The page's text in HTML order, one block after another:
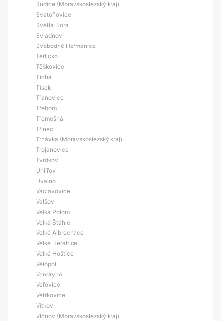
Sudice (Moravskoslezský kraj)
Svatoňovice
Světlá Hora
Sviadnov
Svobodné Heřmanice
Těrlicko
Těškovice
Tichá
Tísek
Třanovice
Třebom
Třemešná
Třinec
Trnávka (Moravskoslezský kraj)
Trojanovice
Tvrdkov
Uhlířov
Úvalno
Václavovice
Valšov
Velká Polom
Velká Štáhle
Velké Albrechtice
Velké Heraltice
Velké Hoštice
Vělopolí
Vendryně
Veřovice
Větřkovice
Vítkov
Vlčnov (Moravskoslezský kraj)